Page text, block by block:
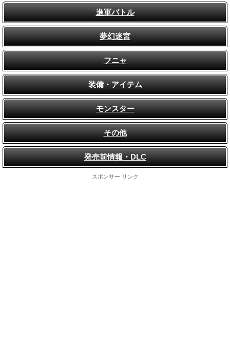
進軍バトル
夢幻迷宮
フニャ
装備・アイテム
モンスター
その他
発売前情報・DLC
スポンサー リンク